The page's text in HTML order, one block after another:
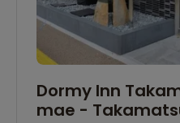
Dormy Inn
mae -